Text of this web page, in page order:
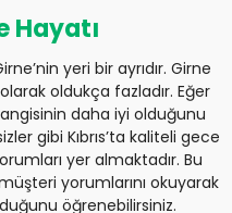
Hayatı
yeri bir ayrıdır. Girne
oldukça fazladır. Eğer
daha iyi olduğunu
gibi Kıbrıs’ta kaliteli gece
yer almaktadır. Bu
yorumlarını okuyarak
öğrenebilirsiniz.